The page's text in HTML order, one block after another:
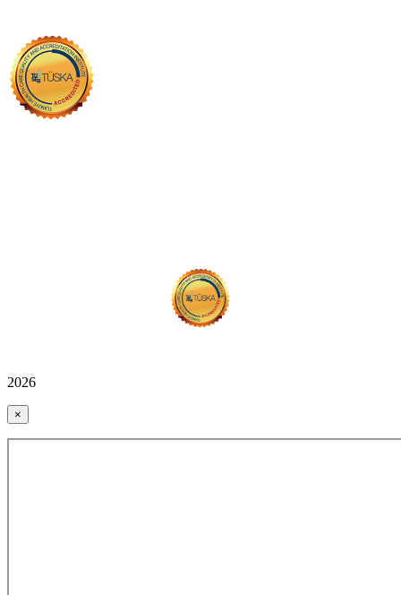
2026
×